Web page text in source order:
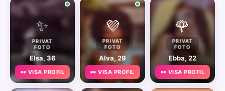
✨
PRIVAT
FOTO
Elsa, 36
👀 VISA PROFIL
💜
PRIVAT
FOTO
Alva, 29
👀 VISA PROFIL
🌹
PRIVAT
FOTO
Ebba, 22
👀 VISA PROFIL